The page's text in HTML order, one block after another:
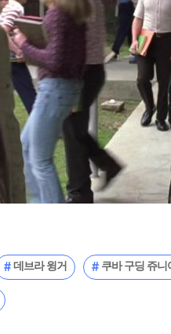
데브라 윙거 쿠바 구딩 쥬니